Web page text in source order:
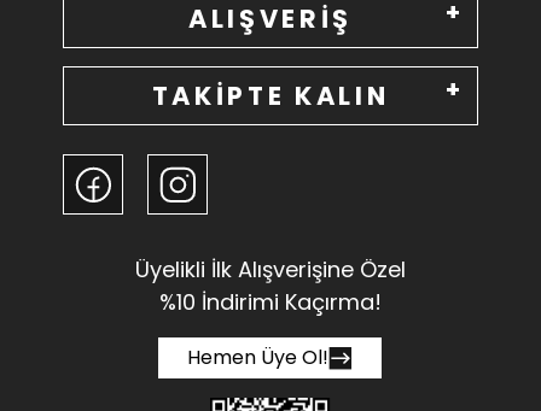
ALIŞVERİŞ
TAKİPTE KALIN
Üyelikli İlk Alışverişine Özel
%10 İndirimi Kaçırma!
Hemen Üye Ol!